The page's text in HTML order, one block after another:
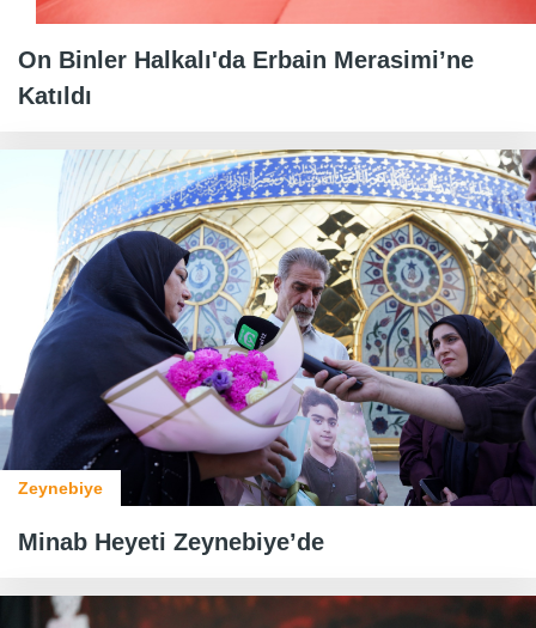
On Binler Halkalı'da Erbain Merasimi’ne
Katıldı
Zeynebiye
Minab Heyeti Zeynebiye’de